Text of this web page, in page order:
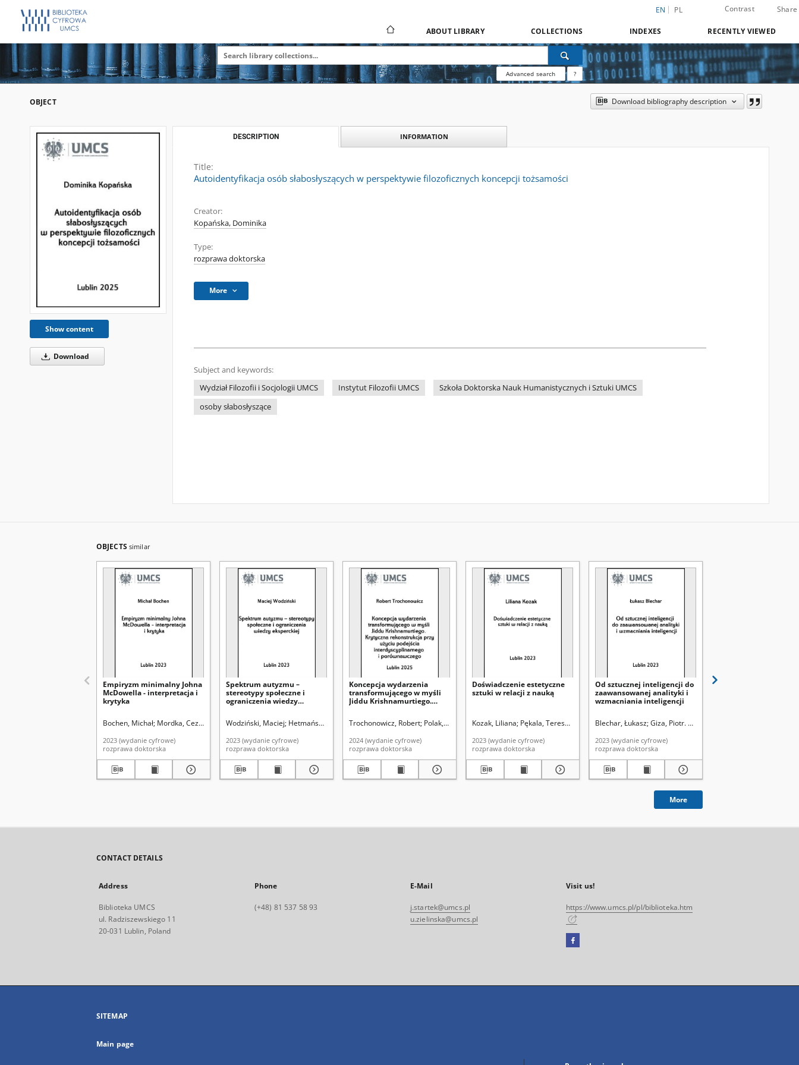
EN PL Contrast Share
ABOUT LIBRARY COLLECTIONS INDEXES RECENTLY VIEWED
Advanced search ?
OBJECT Download bibliography description
Show content
Download
DESCRIPTION INFORMATION
Title:
Autoidentyfikacja osób słabosłyszących w perspektywie filozoficznych koncepcji tożsamości
Creator:
Kopańska, Dominika
Type:
rozprawa doktorska
More
Subject and keywords:
Wydział Filozofii i Socjologii UMCS
Instytut Filozofii UMCS
Szkoła Doktorska Nauk Humanistycznych i Sztuki UMCS
osoby słabosłyszące
OBJECTS similar
Empiryzm minimalny Johna
McDowella - interpretacja i
krytyka
Bochen, Michał Mordka, Cezary. Promotor
2023 (wydanie cyfrowe)
rozprawa doktorska
Spektrum autyzmu –
stereotypy społeczne i
ograniczenia wiedzy
Wodziński, Maciej Hetmański, Marek. Promotor Moskalewicz, Marcin. Promotor
2023 (wydanie cyfrowe)
rozprawa doktorska
Koncepcja wydarzenia
transformującego w myśli
Jiddu Krishnamurtiego.
interdyscyplinarnego i
Trochonowicz, Robert Polak, Grzegorz. Promotor
2024 (wydanie cyfrowe)
rozprawa doktorska
Doświadczenie estetyczne
sztuki w relacji z nauką
Kozak, Liliana Pękala, Teresa. Promotor
2023 (wydanie cyfrowe)
rozprawa doktorska
Od sztucznej inteligencji do
zaawansowanej analityki i
wzmacniania inteligencji
Blechar, Łukasz Giza, Piotr. Promotor
2023 (wydanie cyfrowe)
rozprawa doktorska
More
CONTACT DETAILS
Address
Biblioteka UMCS
ul. Radziszewskiego 11
20-031 Lublin, Poland
Phone
(+48) 81 537 58 93
E-Mail
j.startek@umcs.pl
u.zielinska@umcs.pl
Visit us!
https://www.umcs.pl/pl/biblioteka.htm
Facebook
open
SITEMAP
Main page